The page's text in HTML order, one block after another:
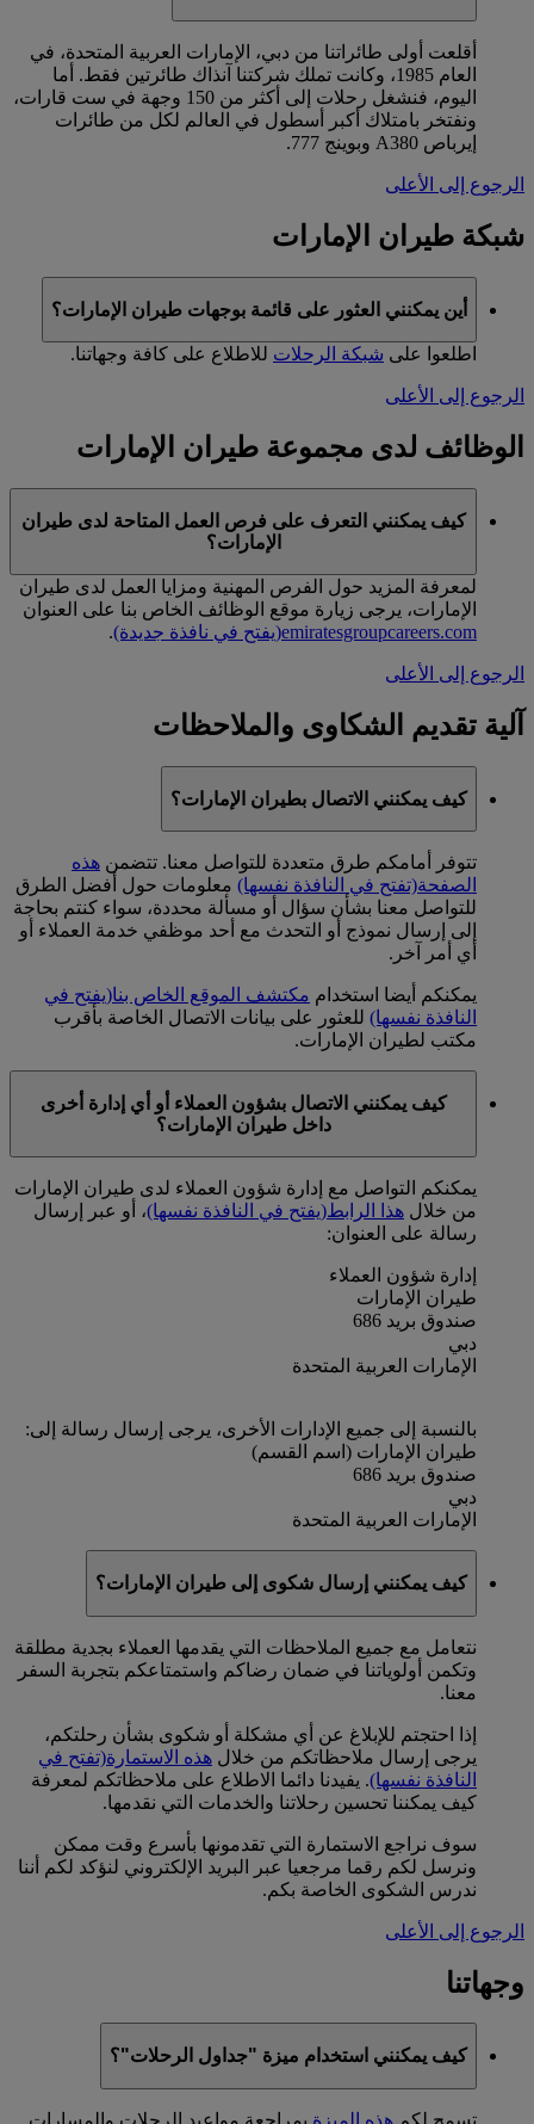
أقلعت أولى طائراتنا من دبي، الإمارات العربية المتحدة، في
العام 1985، وكانت تملك شركتنا آنذاك طائرتين فقط. أما
اليوم، فنشغل رحلات إلى أكثر من 150 وجهة في ست قارات،
ونفتخر بامتلاك أكبر أسطول في العالم لكل من طائرات
إيرباص A380 وبوينج 777.
الرجوع إلى الأعلى
شبكة طيران الإمارات
أين يمكنني العثور على قائمة بوجهات طيران الإمارات؟
اطلعوا على شبكة الرحلات للاطلاع على كافة وجهاتنا.
الرجوع إلى الأعلى
الوظائف لدى مجموعة طيران الإمارات
كيف يمكنني التعرف على فرص العمل المتاحة لدى طيران
الإمارات؟
لمعرفة المزيد حول الفرص المهنية ومزايا العمل لدى طيران
الإمارات، يرجى زيارة موقع الوظائف الخاص بنا على العنوان
emiratesgroupcareers.com(يفتح في نافذة جديدة).
الرجوع إلى الأعلى
آلية تقديم الشكاوى والملاحظات
كيف يمكنني الاتصال بطيران الإمارات؟
تتوفر أمامكم طرق متعددة للتواصل معنا. تتضمن هذه
الصفحة(تفتح في النافذة نفسها) معلومات حول أفضل الطرق
للتواصل معنا بشأن سؤال أو مسألة محددة، سواء كنتم بحاجة
إلى إرسال نموذج أو التحدث مع أحد موظفي خدمة العملاء أو
أي أمر آخر.
يمكنكم أيضا استخدام مكتشف الموقع الخاص بنا(يفتح في
النافذة نفسها) للعثور على بيانات الاتصال الخاصة بأقرب
مكتب لطيران الإمارات.
كيف يمكنني الاتصال بشؤون العملاء أو أي إدارة أخرى
داخل طيران الإمارات؟
يمكنكم التواصل مع إدارة شؤون العملاء لدى طيران الإمارات
من خلال هذا الرابط(يفتح في النافذة نفسها)، أو عبر إرسال
رسالة على العنوان:
إدارة شؤون العملاء
طيران الإمارات
صندوق بريد 686
دبي
الإمارات العربية المتحدة
بالنسبة إلى جميع الإدارات الأخرى، يرجى إرسال رسالة إلى:
طيران الإمارات (اسم القسم)
صندوق بريد 686
دبي
الإمارات العربية المتحدة
كيف يمكنني إرسال شكوى إلى طيران الإمارات؟
نتعامل مع جميع الملاحظات التي يقدمها العملاء بجدية مطلقة
وتكمن أولوياتنا في ضمان رضاكم واستمتاعكم بتجربة السفر
معنا.
إذا احتجتم للإبلاغ عن أي مشكلة أو شكوى بشأن رحلتكم،
يرجى إرسال ملاحظاتكم من خلال هذه الاستمارة(تفتح في
النافذة نفسها). يفيدنا دائما الاطلاع على ملاحظاتكم لمعرفة
كيف يمكننا تحسين رحلاتنا والخدمات التي نقدمها.
سوف نراجع الاستمارة التي تقدمونها بأسرع وقت ممكن
ونرسل لكم رقما مرجعيا عبر البريد الإلكتروني لنؤكد لكم أننا
ندرس الشكوى الخاصة بكم.
الرجوع إلى الأعلى
وجهاتنا
كيف يمكنني استخدام ميزة "جداول الرحلات"؟
تسمح لكم هذه الميزة بمراجعة مواعيد الرحلات والمسارات